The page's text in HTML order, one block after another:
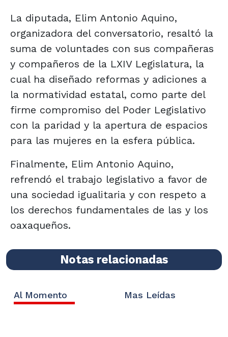
La diputada, Elim Antonio Aquino,
organizadora del conversatorio, resaltó la
suma de voluntades con sus compañeras
y compañeros de la LXIV Legislatura, la
cual ha diseñado reformas y adiciones a
la normatividad estatal, como parte del
firme compromiso del Poder Legislativo
con la paridad y la apertura de espacios
para las mujeres en la esfera pública.
Finalmente, Elim Antonio Aquino,
refrendó el trabajo legislativo a favor de
una sociedad igualitaria y con respeto a
los derechos fundamentales de las y los
oaxaqueños.
Notas relacionadas
Al Momento Mas Leídas